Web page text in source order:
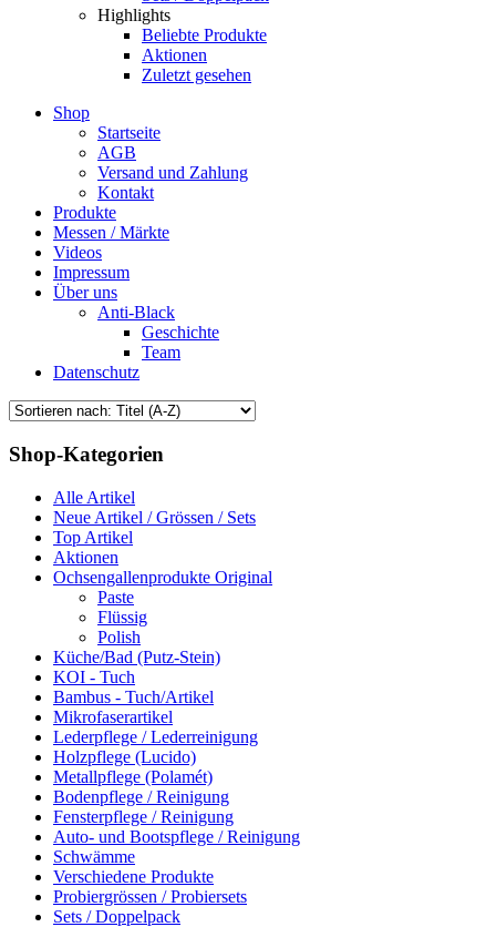
Highlights
Beliebte Produkte
Aktionen
Zuletzt gesehen
Shop
Startseite
AGB
Versand und Zahlung
Kontakt
Produkte
Messen / Märkte
Videos
Impressum
Über uns
Anti-Black
Geschichte
Team
Datenschutz
Shop-Kategorien
Alle Artikel
Neue Artikel / Grössen / Sets
Top Artikel
Aktionen
Ochsengallenprodukte Original
Paste
Flüssig
Polish
Küche/Bad (Putz-Stein)
KOI - Tuch
Bambus - Tuch/Artikel
Mikrofaserartikel
Lederpflege / Lederreinigung
Holzpflege (Lucido)
Metallpflege (Polamét)
Bodenpflege / Reinigung
Fensterpflege / Reinigung
Auto- und Bootspflege / Reinigung
Schwämme
Verschiedene Produkte
Probiergrössen / Probiersets
Sets / Doppelpack